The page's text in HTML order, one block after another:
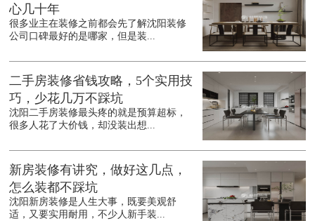
心几十年
很多业主在装修之前都会先了解沈阳装修
公司口碑最好的是哪家，但是装...
二手房装修省钱攻略，5个实用技
巧，少花几万不踩坑
沈阳二手房装修最头疼的就是预算超标，
很多人花了大价钱，却没装出想...
新房装修有讲究，做好这几点，
怎么装都不踩坑
沈阳新房装修是人生大事，既要美观舒
适，又要实用耐用，不少人新手装...